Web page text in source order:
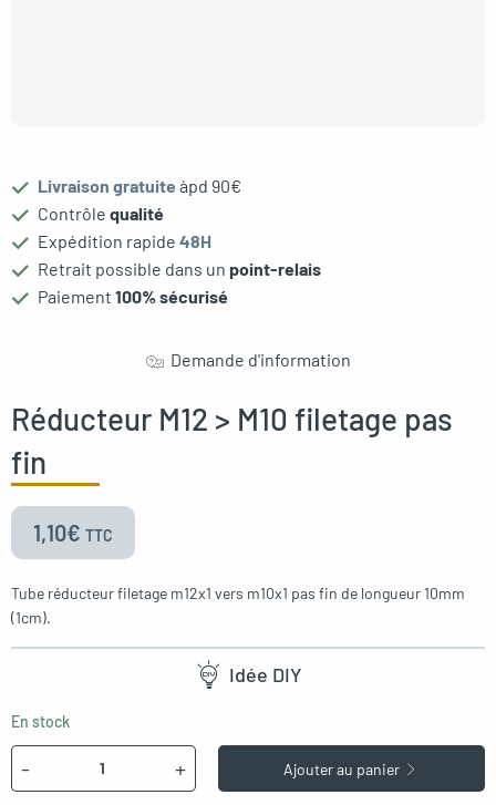
Livraison gratuite àpd 90€
Contrôle qualité
Expédition rapide 48H
Retrait possible dans un point-relais
Paiement 100% sécurisé
Demande d'information
Réducteur M12 > M10 filetage pas
fin
1,10€ TTC
Tube réducteur filetage m12x1 vers m10x1 pas fin de longueur 10mm
(1cm).
Idée DIY
En stock
- + Ajouter au panier
menu
menu
menu
menu